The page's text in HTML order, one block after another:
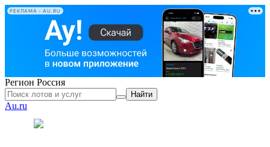
РЕКЛАМА • AU.RU
Регион Россия
Найти
Au.ru